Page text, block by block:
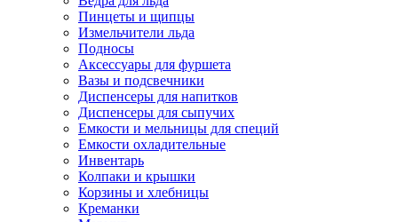
Пинцеты и щипцы
Измельчители льда
Подносы
Аксессуары для фуршета
Вазы и подсвечники
Диспенсеры для напитков
Диспенсеры для сыпучих
Емкости и мельницы для специй
Емкости охладительные
Инвентарь
Колпаки и крышки
Корзины и хлебницы
Креманки